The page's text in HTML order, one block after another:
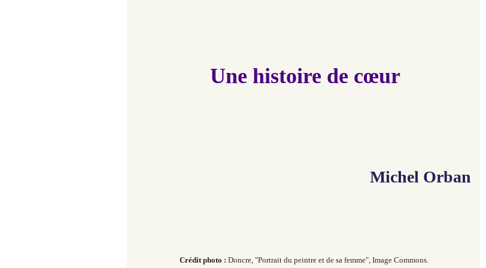
Une histoire de cœur
Michel Orban
Crédit photo : Doncre, "Portrait du peintre et de sa femme", Image Commons.